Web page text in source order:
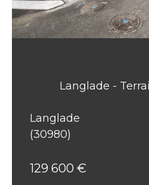
Langlade -
Langlade
(30980)
129 600 €